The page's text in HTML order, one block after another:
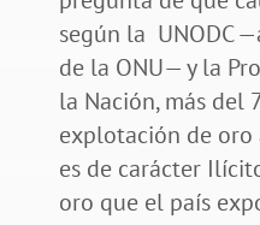
según la UNODC
de la ONU— y la
la Nación, más del
explotación de
es de carácter
oro que el país